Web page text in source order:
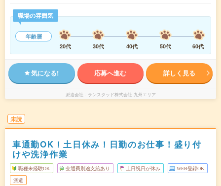
職場の雰囲気
年齢層
20代
30代 40代 50代 60代
気になる! 応募へ進む 詳しく見る
派遣会社 ランスタッド株式会社 九州エリア
未読
車通勤OK！土日休み！日勤のお仕事！盛り付
けや洗浄作業
職種未経験OK 交通費別途支給あり 土日祝日が休み WEB登録OK
派遣